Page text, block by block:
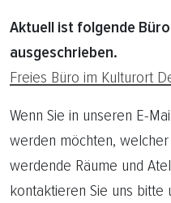
Aktuell ist folgende
ausgeschrieben.
Freies Büro im Kulturort
Wenn Sie in unseren E-
werden möchten,
werdende Räume und
kontaktieren Sie uns bitte